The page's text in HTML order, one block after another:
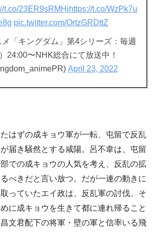
t.co/23ER9sRMHjhttps://t.co/WzPk7u
pic.twitter.com/OrtzGRDttZ
「キングダム」第4シリーズ：毎週
）24:00〜NHK総合にて放送中！
April 23, 2022
はずの成キョウ軍が一転、屯留で反乱
届き騒然とする咸陽。呂不韋は、屯留
での成キョウの人気を考え、反乱の拡
べきだと言い放つ。だが一連の動きに
っていたエイ政は、反乱軍の討伐、そ
に成キョウを生きて都に連れ帰ること
文君配下の将軍・壁の軍と信率いる飛